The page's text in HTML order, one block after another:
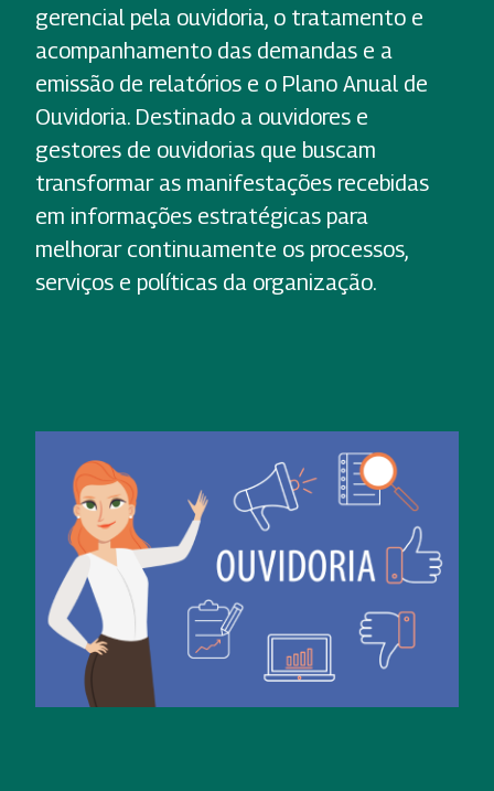
gerencial pela ouvidoria, o tratamento e
acompanhamento das demandas e a
emissão de relatórios e o Plano Anual de
Ouvidoria. Destinado a ouvidores e
gestores de ouvidorias que buscam
transformar as manifestações recebidas
em informações estratégicas para
melhorar continuamente os processos,
serviços e políticas da organização.